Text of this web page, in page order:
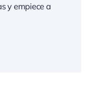
y empiece a